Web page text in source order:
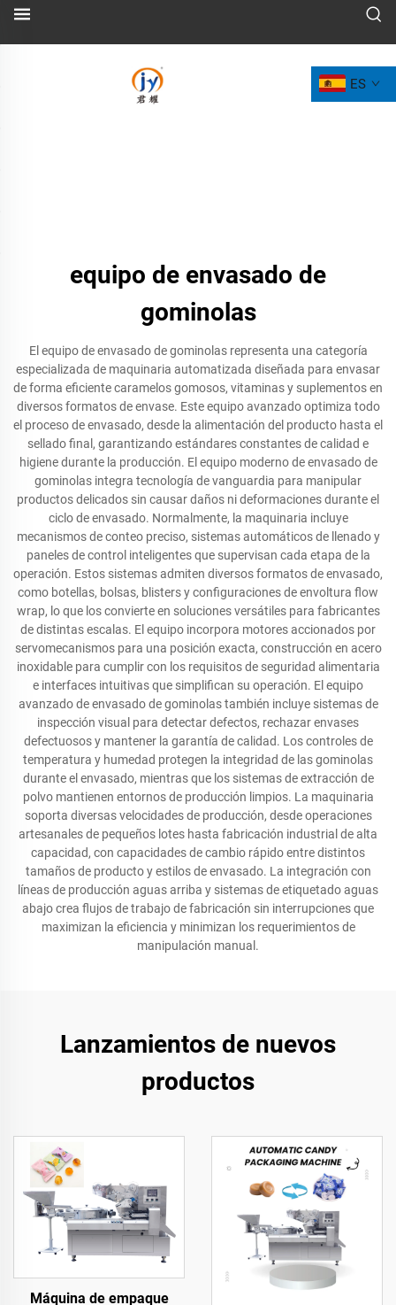
ES
equipo de envasado de
gominolas
El equipo de envasado de gominolas representa una categoría
especializada de maquinaria automatizada diseñada para envasar
de forma eficiente caramelos gomosos, vitaminas y suplementos en
diversos formatos de envase. Este equipo avanzado optimiza todo
el proceso de envasado, desde la alimentación del producto hasta el
sellado final, garantizando estándares constantes de calidad e
higiene durante la producción. El equipo moderno de envasado de
gominolas integra tecnología de vanguardia para manipular
productos delicados sin causar daños ni deformaciones durante el
ciclo de envasado. Normalmente, la maquinaria incluye
mecanismos de conteo preciso, sistemas automáticos de llenado y
paneles de control inteligentes que supervisan cada etapa de la
operación. Estos sistemas admiten diversos formatos de envasado,
como botellas, bolsas, blisters y configuraciones de envoltura flow
wrap, lo que los convierte en soluciones versátiles para fabricantes
de distintas escalas. El equipo incorpora motores accionados por
servomecanismos para una posición exacta, construcción en acero
inoxidable para cumplir con los requisitos de seguridad alimentaria
e interfaces intuitivas que simplifican su operación. El equipo
avanzado de envasado de gominolas también incluye sistemas de
inspección visual para detectar defectos, rechazar envases
defectuosos y mantener la garantía de calidad. Los controles de
temperatura y humedad protegen la integridad de las gominolas
durante el envasado, mientras que los sistemas de extracción de
polvo mantienen entornos de producción limpios. La maquinaria
soporta diversas velocidades de producción, desde operaciones
artesanales de pequeños lotes hasta fabricación industrial de alta
capacidad, con capacidades de cambio rápido entre distintos
tamaños de producto y estilos de envasado. La integración con
líneas de producción aguas arriba y sistemas de etiquetado aguas
abajo crea flujos de trabajo de fabricación sin interrupciones que
maximizan la eficiencia y minimizan los requerimientos de
manipulación manual.
Lanzamientos de nuevos
productos
Máquina de empaque